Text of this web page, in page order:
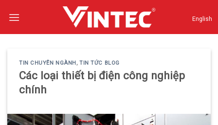
English
TIN CHUYÊN NGÀNH,TIN TỨC BLOG
Các loại thiết bị điện công nghiệp
chính